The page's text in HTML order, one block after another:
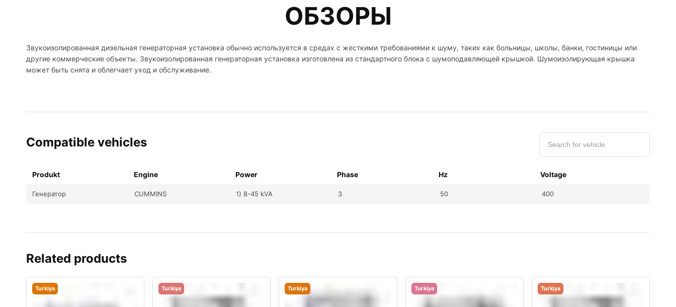
ОБЗОРЫ
Звукоизолированная дизельная генераторная установка обычно используется в средах с жесткими требованиями к шуму, таких как больницы, школы, банки, гостиницы или
другие коммерческие объекты. Звукоизолированная генераторная установка изготовлена ​​из стандартного блока с шумоподавляющей крышкой. Шумоизолирующая крышка
может быть снята и облегчает уход и обслуживание.
Compatible vehicles
Produkt Engine Power Phase Hz Voltage
Генератор CUMMINS 1) 8-45 kVA 3 50 400
Related products
Turkiya Turkiya Turkiya Turkiya Turkiya